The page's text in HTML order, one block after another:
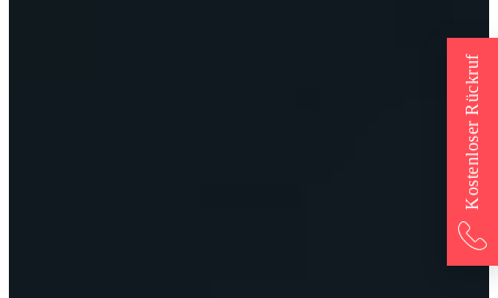
Kostenloser Rückruf